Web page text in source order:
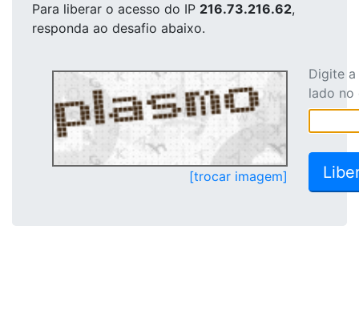
Para liberar o acesso do IP 216.73.216.62,
responda ao desafio abaixo.
[trocar imagem]
Digite
lado no